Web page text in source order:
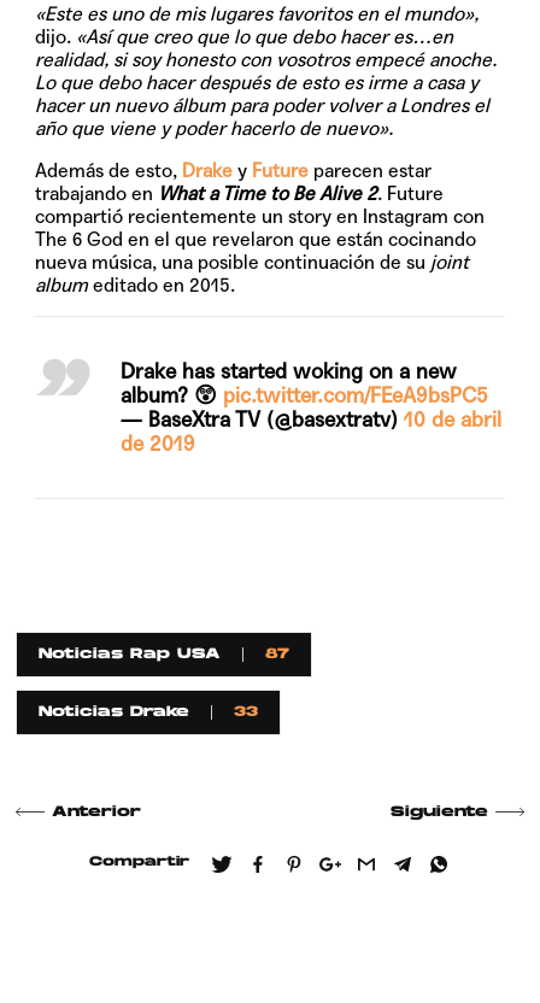
«Este es uno de mis lugares favoritos en el mundo»,
dijo. «Así que creo que lo que debo hacer es…en
realidad, si soyhonesto con vosotros empecé anoche.
Lo que debo hacer después de esto es irme a casa y
hacer un nuevo álbum para poder volver a Londres el
año que viene y poder hacerlo de nuevo».
Además de esto, Drake y Future parecen estar
trabajando en What a Time to Be Alive 2. Future
compartió recientemente un story en Instagram con
The 6 God en el que revelaron que están cocinando
nueva música, una posible continuación de su joint
albumeditado en 2015.
Drake has started woking on a new
album? 😲 pic.twitter.com/FEeA9bsPC5
— BaseXtra TV (@basextratv) 10 de abril
de 2019
Noticias Rap USA 87
Noticias Drake 33
Anterior Siguiente
Compartir